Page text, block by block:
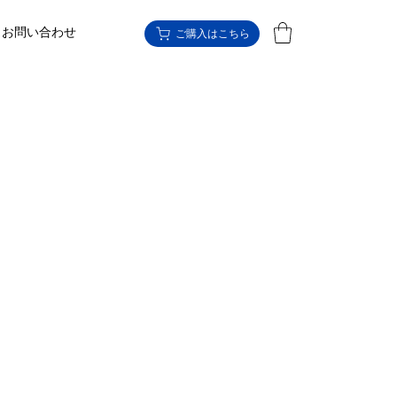
お問い合わせ ご購入はこちら